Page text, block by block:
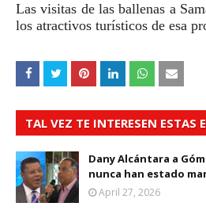
Las visitas de las ballenas a
los atractivos turísticos de esa
TAL VEZ TE INTERESEN ESTAS
Dany Alcántara a
nunca han estado
April 27, 2026